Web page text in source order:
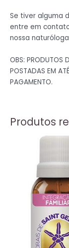
Se tiver alguma
entre em
nossa
OBS: PRODUTOS
POSTADAS EM
PAGAMENTO.
Produtos